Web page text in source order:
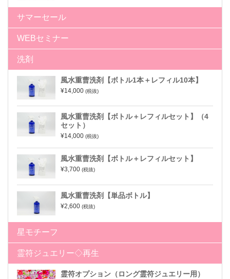
サマーセール
WEBセミナー
洗剤
風水重曹洗剤【ボトル1本＋レフィル10本】
¥14,000 (税抜)
風水重曹洗剤【ボトル＋レフィルセット】（4
セット）
¥14,000 (税抜)
風水重曹洗剤【ボトル＋レフィルセット】
¥3,700 (税抜)
風水重曹洗剤【単品ボトル】
¥2,600 (税抜)
星モチーフ
霊符ジュエリー◇再生
霊符オプション（ロング霊符ジュエリー用）